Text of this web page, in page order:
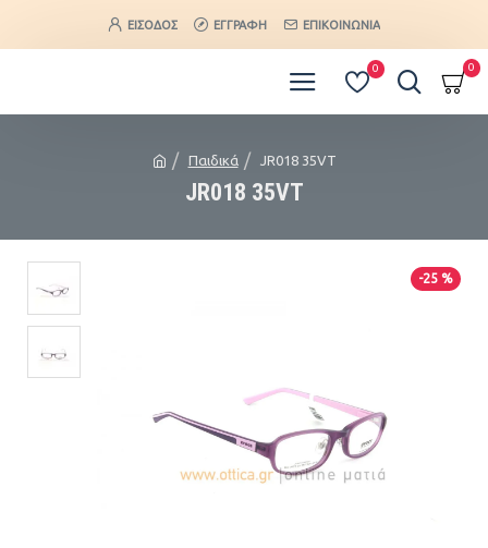
ΕΊΣΟΔΟΣ ΕΓΓΡΑΦΉ ΕΠΙΚΟΙΝΩΝΊΑ
0 0
Παιδικά JR018 35VT
JR018 35VT
-25 %